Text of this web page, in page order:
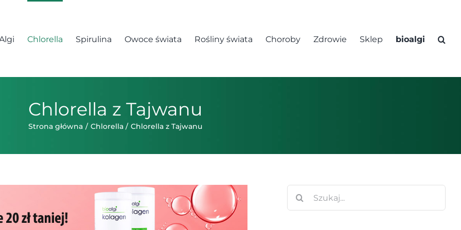
Chlorella Spirulina Owoce świata Rośliny świata Choroby Zdrowie Sklep bioalgi
Chlorella z Tajwanu
Strona główna Chlorella Chlorella z Tajwanu